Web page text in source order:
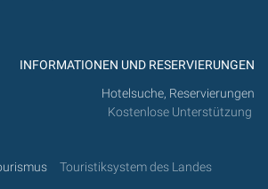
INFORMATIONEN UND RESERVIERUNGEN
Hotelsuche, Reservierungen
Kostenlose Unterstützung
Touristiksystem des Landes